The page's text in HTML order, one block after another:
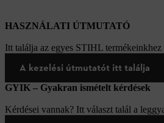
HASZNÁLATI ÚTMUTATÓ
Itt találja az egyes STIHL
A kezelési útmutatót itt találja
GYIK – Gyakran ismételt kérdések
Kérdései vannak? Itt választ talál a